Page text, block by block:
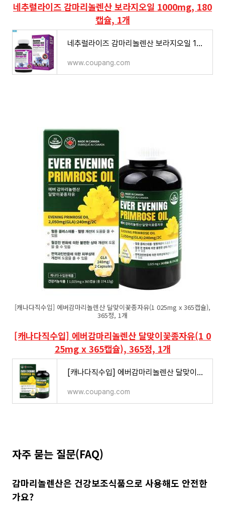
네추럴라이즈 감마리놀렌산 보라지오일 1000mg, 180
캡슐, 1개
네추럴라이즈 감마리놀렌산 보라지오일 1000mg 180캡슐, 1개
www.coupang.com
[캐나다직수입] 에버감마리놀렌산 달맞이꽃종자유(1 025mg x 365캡슐),
365정, 1개
[캐나다직수입] 에버감마리놀렌산 달맞이꽃종자유(1 0
25mg x 365캡슐), 365정, 1개
[캐나다직수입] 에버감마리놀렌산 달맞이꽃종자유(1 025mg x 365캡슐) 365정, 1개
www.coupang.com
자주 묻는 질문(FAQ)
감마리놀렌산은 건강보조식품으로 사용해도 안전한
가요?